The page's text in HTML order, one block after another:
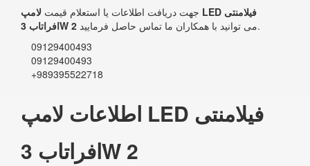
جهت دریافت اطلاعات یا استعلام قیمت لامپ LED فیلامنتی
افراتاب 3W 2
می توانید با همکاران ما تماس حاصل فرمایید.
09129400493
09129400493
+989395522718
اطلاعات لامپ LED فیلامنتی
افراتاب 3W 2